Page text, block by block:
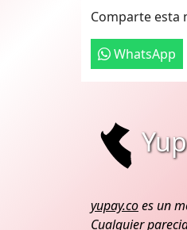
Comparte esta
WhatsApp
yupay.coes un
Cualquier